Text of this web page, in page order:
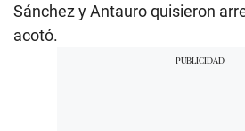
Sánchez y Antauro quisieron
acotó.